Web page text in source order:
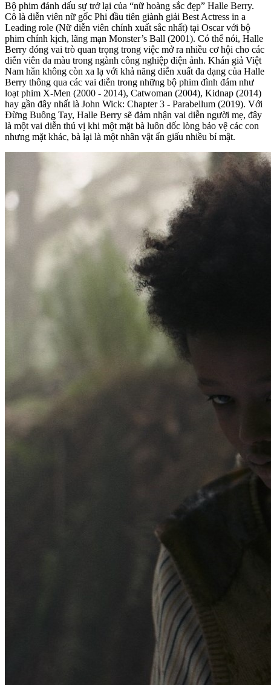
Bộ phim đánh dấu sự trở lại của “nữ hoàng sắc đẹp” Halle Berry.
Cô là diễn viên nữ gốc Phi đầu tiên giành giải Best Actress in a
Leading role (Nữ diễn viên chính xuất sắc nhất) tại Oscar với bộ
phim chính kịch, lãng mạn Monster’s Ball (2001). Có thể nói, Halle
Berry đóng vai trò quan trọng trong việc mở ra nhiều cơ hội cho các
diễn viên da màu trong ngành công nghiệp điện ảnh. Khán giả Việt
Nam hẳn không còn xa lạ với khả năng diễn xuất đa dạng của Halle
Berry thông qua các vai diễn trong những bộ phim đình đám như
loạt phim X-Men (2000 - 2014), Catwoman (2004), Kidnap (2014)
hay gần đây nhất là John Wick: Chapter 3 - Parabellum (2019). Với
Đừng Buông Tay, Halle Berry sẽ đảm nhận vai diễn người mẹ, đây
là một vai diễn thú vị khi một mặt bà luôn dốc lòng bảo vệ các con
nhưng mặt khác, bà lại là một nhân vật ẩn giấu nhiều bí mật.